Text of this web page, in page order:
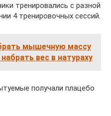
тренировались с разной
4 тренировочных сессий.
мышечную массу
вес в натураху
получали плацебо